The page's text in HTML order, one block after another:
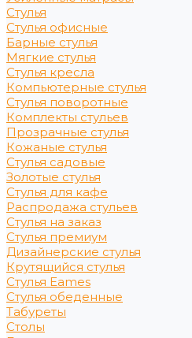
Стулья
Стулья офисные
Барные стулья
Мягкие стулья
Стулья кресла
Компьютерные стулья
Стулья поворотные
Комплекты стульев
Прозрачные стулья
Кожаные стулья
Стулья садовые
Золотые стулья
Стулья для кафе
Распродажа стульев
Стулья на заказ
Стулья премиум
Дизайнерские стулья
Крутящийся стулья
Стулья Eames
Стулья обеденные
Табуреты
Столы